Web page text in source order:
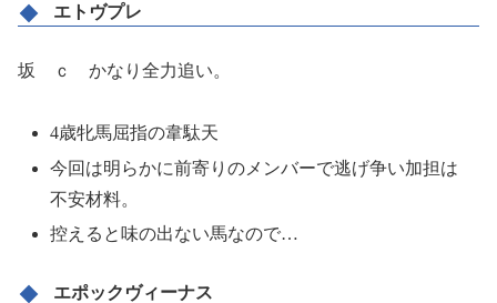
エトヴプレ
坂 ｃ かなり全力追い。
4歳牝馬屈指の韋駄天
今回は明らかに前寄りのメンバーで逃げ争い加担は
不安材料。
控えると味の出ない馬なので…
エポックヴィーナス